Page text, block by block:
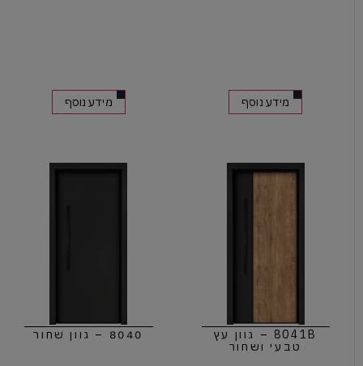
מידע נוסף מידע נוסף
8041B – גוון עץ
טבעי ושחור
8040 – גוון שחור